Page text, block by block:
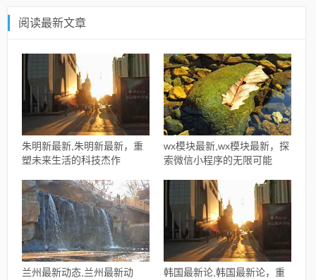
阅读最新文章
朱明新最新,朱明新最新，重
塑未来生活的科技杰作
wx模块最新,wx模块最新，探
索微信小程序的无限可能
兰州最新动态,兰州最新动
韩国最新论,韩国最新论，重